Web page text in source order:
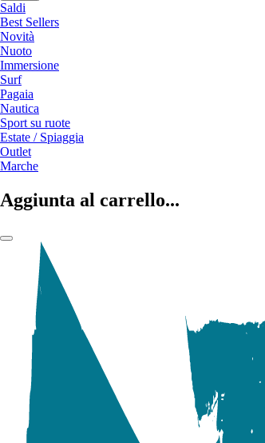
Saldi
Best Sellers
Novità
Nuoto
Immersione
Surf
Pagaia
Nautica
Sport su ruote
Estate / Spiaggia
Outlet
Marche
Aggiunta al carrello...